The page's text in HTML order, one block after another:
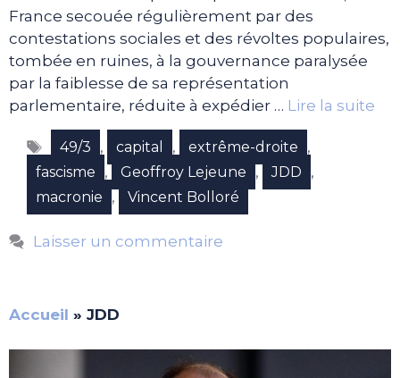
France secouée régulièrement par des
contestations sociales et des révoltes populaires,
tombée en ruines, à la gouvernance paralysée
par la faiblesse de sa représentation
parlementaire, réduite à expédier … Lire la suite
Étiquettes
49/3 , capital , extrême-droite ,
fascisme , Geoffroy Lejeune , JDD ,
macronie , Vincent Bolloré
Laisser un commentaire
Accueil » JDD